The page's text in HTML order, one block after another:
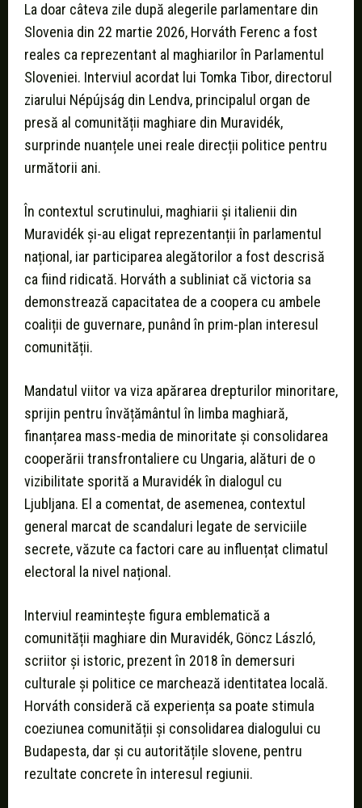
La doar câteva zile după alegerile parlamentare din
Slovenia din 22 martie 2026, Horváth Ferenc a fost
reales ca reprezentant al maghiarilor în Parlamentul
Sloveniei. Interviul acordat lui Tomka Tibor, directorul
ziarului Népújság din Lendva, principalul organ de
presă al comunității maghiare din Muravidék,
surprinde nuanțele unei reale direcții politice pentru
următorii ani.
În contextul scrutinului, maghiarii și italienii din
Muravidék și-au eligat reprezentanții în parlamentul
național, iar participarea alegătorilor a fost descrisă
ca fiind ridicată. Horváth a subliniat că victoria sa
demonstrează capacitatea de a coopera cu ambele
coaliții de guvernare, punând în prim-plan interesul
comunității.
Mandatul viitor va viza apărarea drepturilor minoritare,
sprijin pentru învățământul în limba maghiară,
finanțarea mass-media de minoritate și consolidarea
cooperării transfrontaliere cu Ungaria, alături de o
vizibilitate sporită a Muravidék în dialogul cu
Ljubljana. El a comentat, de asemenea, contextul
general marcat de scandaluri legate de serviciile
secrete, văzute ca factori care au influențat climatul
electoral la nivel național.
Interviul reamintește figura emblematică a
comunității maghiare din Muravidék, Göncz László,
scriitor și istoric, prezent în 2018 în demersuri
culturale și politice ce marchează identitatea locală.
Horváth consideră că experiența sa poate stimula
coeziunea comunității și consolidarea dialogului cu
Budapesta, dar și cu autoritățile slovene, pentru
rezultate concrete în interesul regiunii.